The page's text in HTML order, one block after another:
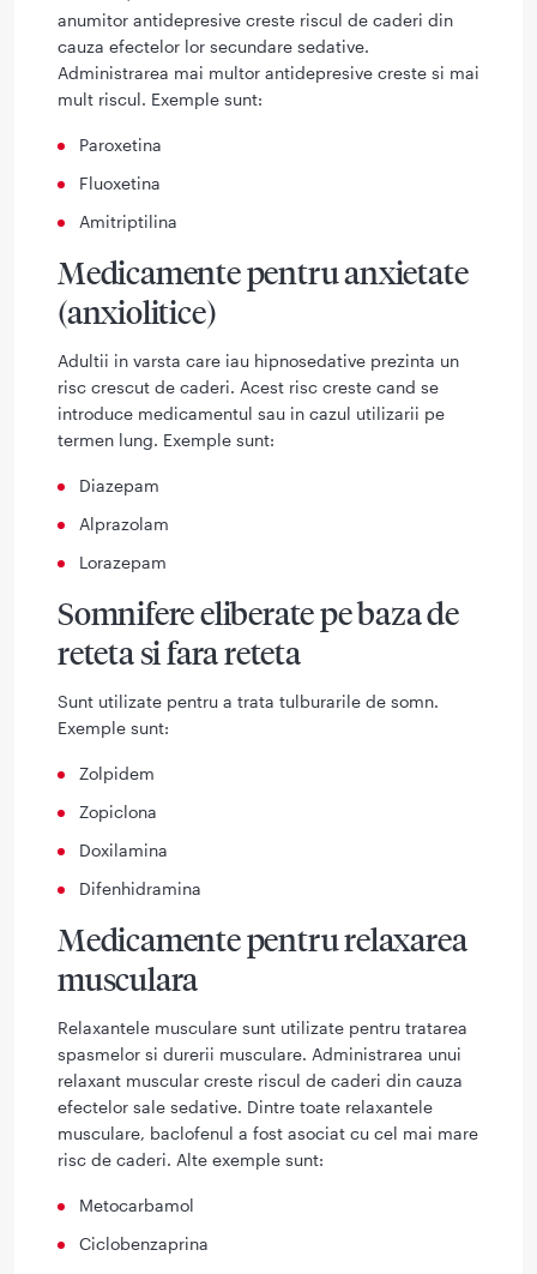
anumitor antidepresive creste riscul de caderi din
cauza efectelor lor secundare sedative.
Administrarea mai multor antidepresive creste si mai
mult riscul. Exemple sunt:
Paroxetina
Fluoxetina
Amitriptilina
Medicamente pentru anxietate
(anxiolitice)
Adultii in varsta care iau hipnosedative prezinta un
risc crescut de caderi. Acest risc creste cand se
introduce medicamentul sau in cazul utilizarii pe
termen lung. Exemple sunt:
Diazepam
Alprazolam
Lorazepam
Somnifere eliberate pe baza de
reteta si fara reteta
Sunt utilizate pentru a trata tulburarile de somn.
Exemple sunt:
Zolpidem
Zopiclona
Doxilamina
Difenhidramina
Medicamente pentru relaxarea
musculara
Relaxantele musculare sunt utilizate pentru tratarea
spasmelor si durerii musculare. Administrarea unui
relaxant muscular creste riscul de caderi din cauza
efectelor sale sedative. Dintre toate relaxantele
musculare, baclofenul a fost asociat cu cel mai mare
risc de caderi. Alte exemple sunt:
Metocarbamol
Ciclobenzaprina